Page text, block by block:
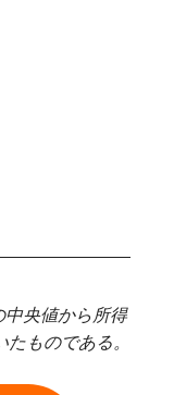
央値から所得
ものである。